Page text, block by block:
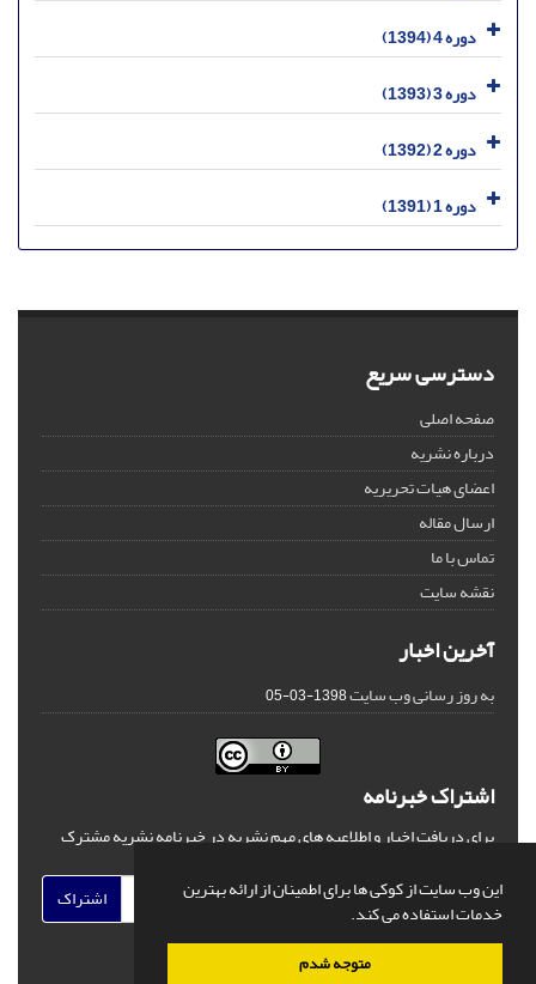
این وب سایت از کوکی ها برای اطمینان از ارائه بهترین
خدمات استفاده می کند.
متوجه شدم
دوره 4 (1394)
دوره 3 (1393)
دوره 2 (1392)
دوره 1 (1391)
دسترسی سریع
صفحه اصلی
درباره نشریه
اعضای هیات تحریریه
ارسال مقاله
تماس با ما
نقشه سایت
آخرین اخبار
به روز رسانی وب سایت1398-03-05
اشتراک خبرنامه
برای دریافت اخبار و اطلاعیه های مهم نشریه در خبرنامه نشریه مشترک
اشتراک